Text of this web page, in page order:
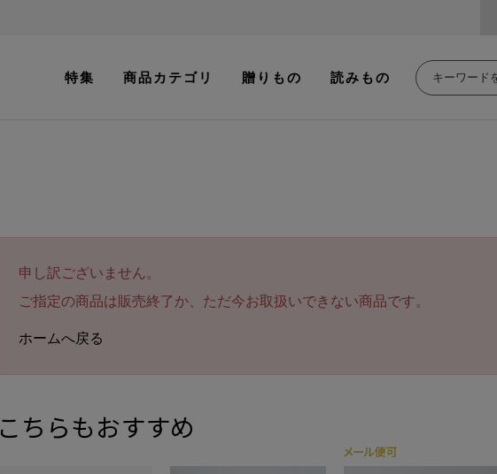
特集 商品カテゴリ 贈りもの 読みもの
申し訳ございません。
ご指定の商品は販売終了か、ただ今お取扱いできない商品です。
ホームへ戻る
こちらもおすすめ